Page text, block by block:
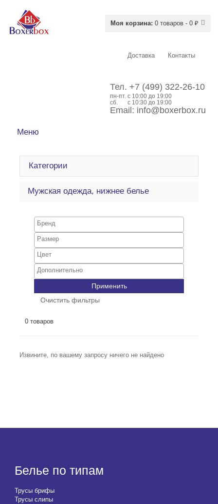
Моя корзина: 0 товаров - 0 ₽
Доставка Контакты
Тел. +7 (499) 322-26-10
пн-пт. c 10:00 до 19:00
сб.
с 10:30 до 19:00
Email: info@boxerbox.ru
Меню
Категории
Мужская одежда, нижнее белье
Применить
Очистить фильтры
0 товаров
Извините, по вашему запросу ничего не найдено
Белье по типам
Трусы брифы
Трусы слипы